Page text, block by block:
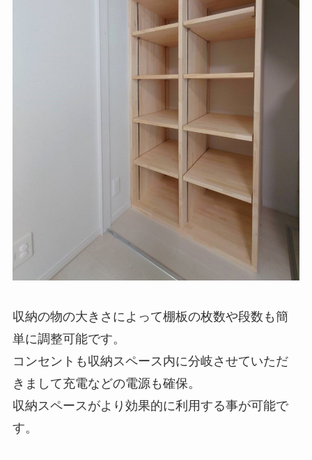
収納の物の大きさによって棚板の枚数や段数も簡
単に調整可能です。
コンセントも収納スペース内に分岐させていただ
きまして充電などの電源も確保。
収納スペースがより効果的に利用する事が可能で
す。